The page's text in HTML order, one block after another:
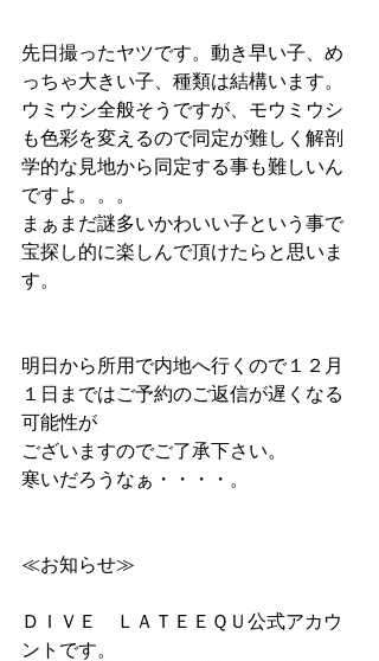
先日撮ったヤツです。動き早い子、め
っちゃ大きい子、種類は結構います。
ウミウシ全般そうですが、モウミウシ
も色彩を変えるので同定が難しく解剖
学的な見地から同定する事も難しいん
ですよ。。。
まぁまだ謎多いかわいい子という事で
宝探し的に楽しんで頂けたらと思いま
す。
明日から所用で内地へ行くので１２月
１日まではご予約のご返信が遅くなる
可能性が
ございますのでご了承下さい。
寒いだろうなぁ・・・・。
≪お知らせ≫
ＤＩＶＥ　ＬＡＴＥＥＱＵ公式アカウ
ントです。